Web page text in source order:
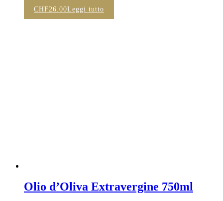
CHF26.00Leggi tutto
Olio d’Oliva Extravergine 750ml